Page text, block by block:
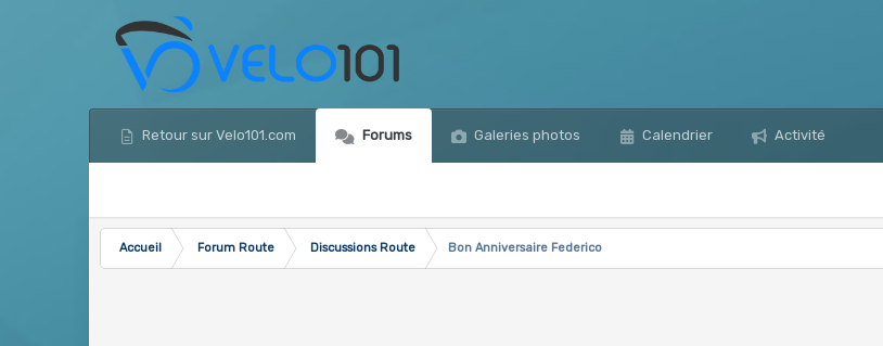
Retour sur Velo101.com Forums Galeries photos Calendrier Activité
Accueil Forum Route Discussions Route
Bon Anniversaire Federico